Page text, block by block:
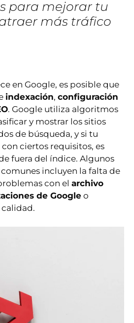
para mejorar tu
más tráfico
en Google, es posible que
indexación, configuración
. Google utiliza algoritmos
y mostrar los sitios
de búsqueda, y si tu
ciertos requisitos, es
fuera del índice. Algunos
incluyen la falta de
con el archivo
de Google o